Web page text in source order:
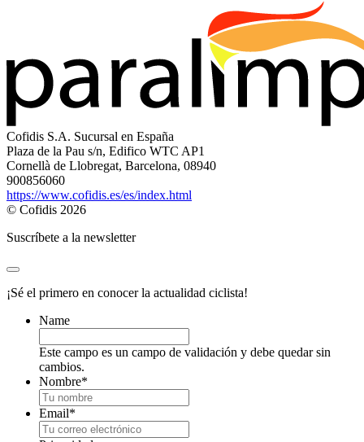
Cofidis S.A. Sucursal en España
Plaza de la Pau s/n, Edifico WTC AP1
Cornellà de Llobregat, Barcelona, 08940
900856060
https://www.cofidis.es/es/index.html
© Cofidis 2026
Suscríbete a la newsletter
¡Sé el primero en conocer la actualidad ciclista!
Name
Este campo es un campo de validación y debe quedar sin
cambios.
Nombre*
Email*